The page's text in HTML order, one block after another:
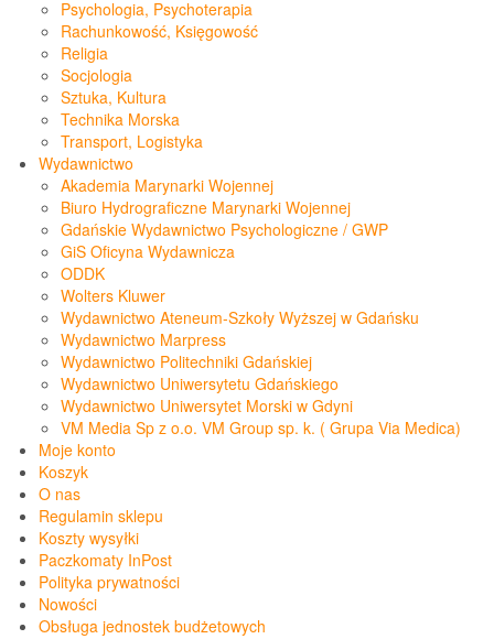
Psychologia, Psychoterapia
Rachunkowość, Księgowość
Religia
Socjologia
Sztuka, Kultura
Technika Morska
Transport, Logistyka
Wydawnictwo
Akademia Marynarki Wojennej
Biuro Hydrograficzne Marynarki Wojennej
Gdańskie Wydawnictwo Psychologiczne / GWP
GiS Oficyna Wydawnicza
ODDK
Wolters Kluwer
Wydawnictwo Ateneum-Szkoły Wyższej w Gdańsku
Wydawnictwo Marpress
Wydawnictwo Politechniki Gdańskiej
Wydawnictwo Uniwersytetu Gdańskiego
Wydawnictwo Uniwersytet Morski w Gdyni
VM Media Sp z o.o. VM Group sp. k. ( Grupa Via Medica)
Moje konto
Koszyk
O nas
Regulamin sklepu
Koszty wysyłki
Paczkomaty InPost
Polityka prywatności
Nowości
Obsługa jednostek budżetowych